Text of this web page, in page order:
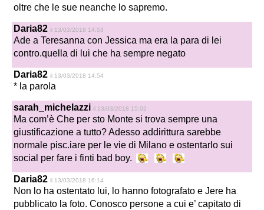
oltre che le sue neanche lo sapremo.
Daria82 il 13/03/2018 14:53
Ade a Teresanna con Jessica ma era la para di lei
contro.quella di lui che ha sempre negato
Daria82 il 13/03/2018 14:54
* la parola
sarah_michelazzi il 13/03/2018 15:02
Ma com’è Che per sto Monte si trova sempre una
giustificazione a tutto? Adesso addirittura sarebbe
normale pisc.iare per le vie di Milano e ostentarlo sui
social per fare i finti bad boy.
Daria82 il 13/03/2018 16:14
Non lo ha ostentato lui, lo hanno fotografato e Jere ha
pubblicato la foto. Conosco persone a cui e’ capitato di